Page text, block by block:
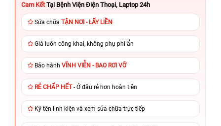
Cam Kết Tại Bệnh Viện Điện Thoại, Laptop 24h
Sửa chữa TẬN NƠI - LẤY LIỀN
Giá luôn công khai, không phụ phí ẩn
Bảo hành VĨNH VIỄN - BAO RƠI VỠ
RẺ CHẤP HẾT- Ở đâu rẻ hơn hoàn tiền
Ký tên linh kiện và xem sửa chữa trực tiếp